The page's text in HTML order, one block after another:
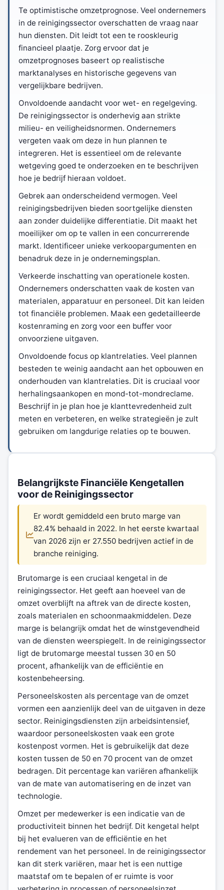
Te optimistische omzetprognose. Veel ondernemers
in de reinigingssector overschatten de vraag naar
hun diensten. Dit leidt tot een te rooskleurig
financieel plaatje. Zorg ervoor dat je
omzetprognoses baseert op realistische
marktanalyses en historische gegevens van
vergelijkbare bedrijven.
Onvoldoende aandacht voor wet- en regelgeving.
De reinigingssector is onderhevig aan strikte
milieu- en veiligheidsnormen. Ondernemers
vergeten vaak om deze in hun plannen te
integreren. Het is essentieel om de relevante
wetgeving goed te onderzoeken en te beschrijven
hoe je bedrijf hieraan voldoet.
Gebrek aan onderscheidend vermogen. Veel
reinigingsbedrijven bieden soortgelijke diensten
aan zonder duidelijke differentiatie. Dit maakt het
moeilijker om op te vallen in een concurrerende
markt. Identificeer unieke verkoopargumenten en
benadruk deze in je ondernemingsplan.
Verkeerde inschatting van operationele kosten.
Ondernemers onderschatten vaak de kosten van
materialen, apparatuur en personeel. Dit kan leiden
tot financiële problemen. Maak een gedetailleerde
kostenraming en zorg voor een buffer voor
onvoorziene uitgaven.
Onvoldoende focus op klantrelaties. Veel plannen
besteden te weinig aandacht aan het opbouwen en
onderhouden van klantrelaties. Dit is cruciaal voor
herhalingsaankopen en mond-tot-mondreclame.
Beschrijf in je plan hoe je klanttevredenheid zult
meten en verbeteren, en welke strategieën je zult
gebruiken om langdurige relaties op te bouwen.
Belangrijkste Financiële Kengetallen
voor de Reinigingssector
Er wordt gemiddeld een bruto marge van
82.4% behaald in 2022. In het eerste kwartaal
van 2026 zijn er 27.550 bedrijven actief in de
branche reiniging.
Brutomarge is een cruciaal kengetal in de
reinigingssector. Het geeft aan hoeveel van de
omzet overblijft na aftrek van de directe kosten,
zoals materialen en schoonmaakmiddelen. Deze
marge is belangrijk omdat het de winstgevendheid
van de diensten weerspiegelt. In de reinigingssector
ligt de brutomarge meestal tussen 30 en 50
procent, afhankelijk van de efficiëntie en
kostenbeheersing.
Personeelskosten als percentage van de omzet
vormen een aanzienlijk deel van de uitgaven in deze
sector. Reinigingsdiensten zijn arbeidsintensief,
waardoor personeelskosten vaak een grote
kostenpost vormen. Het is gebruikelijk dat deze
kosten tussen de 50 en 70 procent van de omzet
bedragen. Dit percentage kan variëren afhankelijk
van de mate van automatisering en de inzet van
technologie.
Omzet per medewerker is een indicatie van de
productiviteit binnen het bedrijf. Dit kengetal helpt
bij het evalueren van de efficiëntie en het
rendement van het personeel. In de reinigingssector
kan dit sterk variëren, maar het is een nuttige
maatstaf om te bepalen of er ruimte is voor